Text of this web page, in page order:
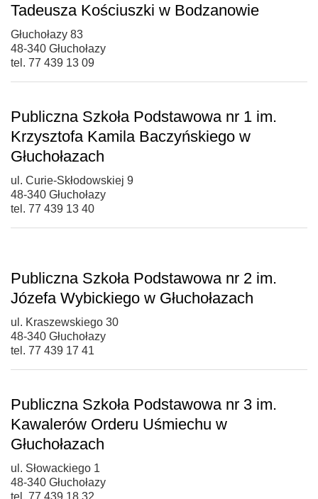
Tadeusza Kościuszki w Bodzanowie
Głuchołazy 83
48-340 Głuchołazy
tel. 77 439 13 09
Publiczna Szkoła Podstawowa nr 1 im.
Krzysztofa Kamila Baczyńskiego w
Głuchołazach
ul. Curie-Skłodowskiej 9
48-340 Głuchołazy
tel. 77 439 13 40
Publiczna Szkoła Podstawowa nr 2 im.
Józefa Wybickiego w Głuchołazach
ul. Kraszewskiego 30
48-340 Głuchołazy
tel. 77 439 17 41
Publiczna Szkoła Podstawowa nr 3 im.
Kawalerów Orderu Uśmiechu w
Głuchołazach
ul. Słowackiego 1
48-340 Głuchołazy
tel. 77 439 18 32